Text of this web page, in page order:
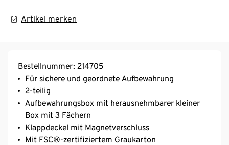
Artikel merken
Bestellnummer: 214705
Für sichere und geordnete Aufbewahrung
2-teilig
Aufbewahrungsbox mit herausnehmbarer kleiner
Box mit 3 Fächern
Klappdeckel mit Magnetverschluss
Mit FSC®-zertifiziertem Graukarton